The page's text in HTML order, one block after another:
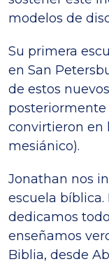
modelos de
Su primera
en San
de estos
posteriormente
convirtieron en
mesiánico).
Jonathan nos
escuela bíblica.
dedicamos
enseñamos
Biblia, desde